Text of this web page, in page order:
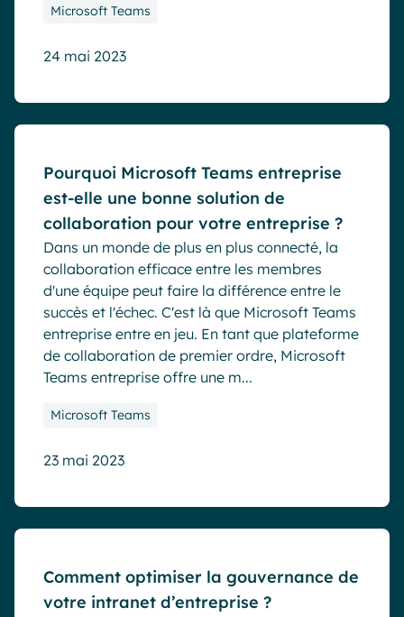
Microsoft Teams
24 mai 2023
Pourquoi Microsoft Teams entreprise
est-elle une bonne solution de
collaboration pour votre entreprise ?
Dans un monde de plus en plus connecté, la
collaboration efficace entre les membres
d'une équipe peut faire la différence entre le
succès et l'échec. C'est là que Microsoft Teams
entreprise entre en jeu. En tant que plateforme
de collaboration de premier ordre, Microsoft
Teams entreprise offre une m...
Microsoft Teams
23 mai 2023
Comment optimiser la gouvernance de
votre intranet d’entreprise ?